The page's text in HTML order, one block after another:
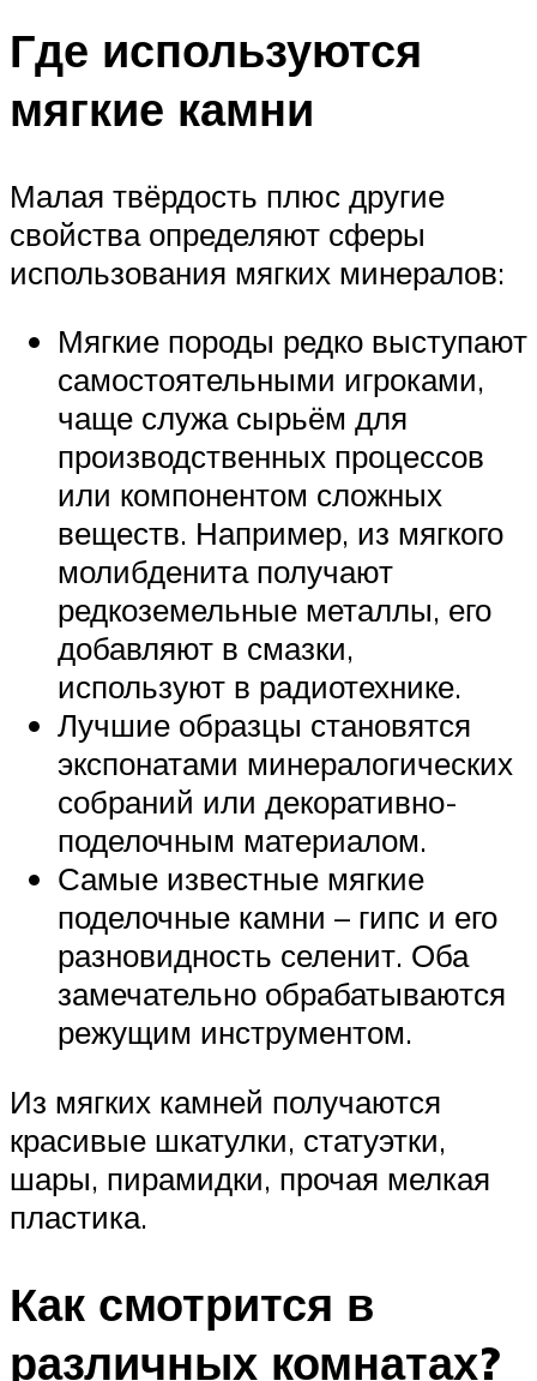
МЕНЮ
Где используются
мягкие камни
Малая твёрдость плюс другие
свойства определяют сферы
использования мягких минералов:
Мягкие породы редко выступают
самостоятельными игроками,
чаще служа сырьём для
производственных процессов
или компонентом сложных
веществ. Например, из мягкого
молибденита получают
редкоземельные металлы, его
добавляют в смазки,
используют в радиотехнике.
Лучшие образцы становятся
экспонатами минералогических
собраний или декоративно-
поделочным материалом.
Самые известные мягкие
поделочные камни – гипс и его
разновидность селенит. Оба
замечательно обрабатываются
режущим инструментом.
Из мягких камней получаются
красивые шкатулки, статуэтки,
шары, пирамидки, прочая мелкая
пластика.
Как смотрится в
различных комнатах?